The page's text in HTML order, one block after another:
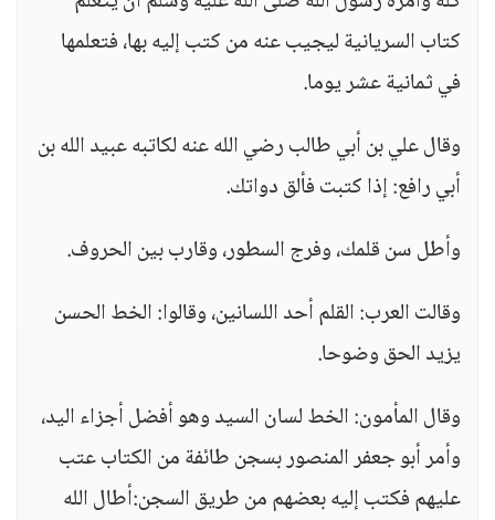
كتاب السريانية ليجيب عنه من كتب إليه بها، فتعلمها
في ثمانية عشر يوما.
وقال علي بن أبي طالب رضي الله عنه لكاتبه عبيد الله بن
أبي رافع: إذا كتبت فألق دواتك.
وأطل سن قلمك، وفرج السطور، وقارب بين الحروف.
وقالت العرب: القلم أحد اللسانين، وقالوا: الخط الحسن
يزيد الحق وضوحا.
وقال المأمون: الخط لسان السيد وهو أفضل أجزاء اليد،
وأمر أبو جعفر المنصور بسجن طائفة من الكتاب عتب
عليهم فكتب إليه بعضهم من طريق السجن:أطال الله